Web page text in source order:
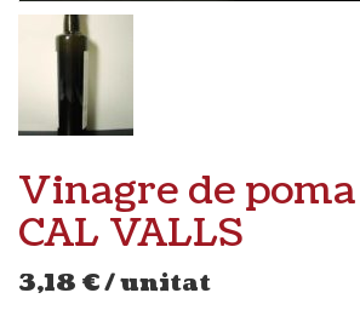
Vinagre de
CAL VALLS
3,18 €/ unitat